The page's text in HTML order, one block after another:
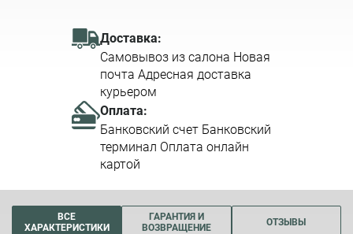
Доставка:
Самовывоз из салона Новая
почта Адресная доставка
курьером
Оплата:
Банковский счет Банковский
терминал Оплата онлайн
картой
ВСЕ
ХАРАКТЕРИСТИКИ
ГАРАНТИЯ И
ВОЗВРАЩЕНИЕ
ОТЗЫВЫ